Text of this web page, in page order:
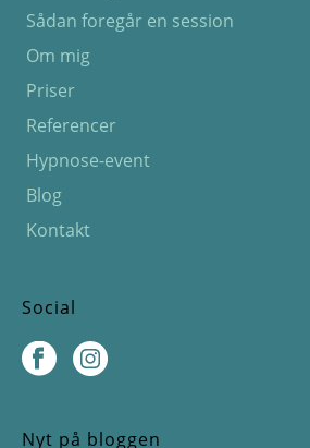
Sådan foregår en session
Om mig
Priser
Referencer
Hypnose-event
Blog
Kontakt
Social
Nyt på bloggen